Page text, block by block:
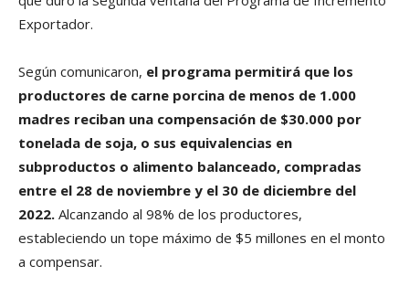
Exportador.
Según comunicaron, el programa permitirá que los
productores de carne porcina de menos de 1.000
madres reciban una compensación de $30.000 por
tonelada de soja, o sus equivalencias en
subproductos o alimento balanceado, compradas
entre el 28 de noviembre y el 30 de diciembre del
2022. Alcanzando al 98% de los productores,
estableciendo un tope máximo de $5 millones en el monto
a compensar.